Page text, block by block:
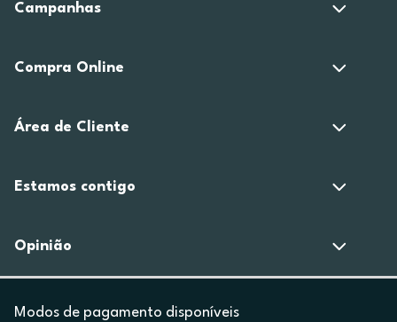
Campanhas
Compra Online
Área de Cliente
Estamos contigo
Opinião
Modos de pagamento disponíveis